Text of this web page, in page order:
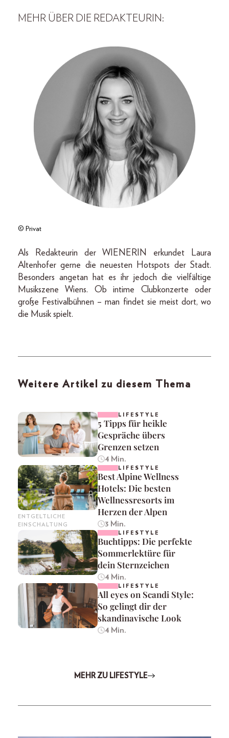
MEHR ÜBER DIE REDAKTEURIN:
© Privat
Als Redakteurin der WIENERIN erkundet Laura
Altenhofer gerne die neuesten Hotspots der Stadt.
Besonders angetan hat es ihr jedoch die vielfältige
Musikszene Wiens. Ob intime Clubkonzerte oder
große Festivalbühnen – man findet sie meist dort, wo
die Musik spielt.
Weitere Artikel zu diesem Thema
LIFESTYLE
5 Tipps für heikle
Gespräche übers
Grenzen setzen
4 Min.
ENTGELTLICHE
EINSCHALTUNG
LIFESTYLE
Best Alpine Wellness
Hotels: Die besten
Wellnessresorts im
Herzen der Alpen
3 Min.
LIFESTYLE
Buchtipps: Die perfekte
Sommerlektüre für
dein Sternzeichen
4 Min.
LIFESTYLE
All eyes on Scandi Style:
So gelingt dir der
skandinavische Look
4 Min.
MEHR ZU LIFESTYLE